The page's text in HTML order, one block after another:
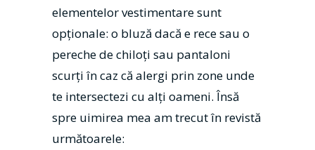
elementelor vestimentare sunt
opționale: o bluză dacă e rece sau o
pereche de chiloți sau pantaloni
scurți în caz că alergi prin zone unde
te intersectezi cu alți oameni. Însă
spre uimirea mea am trecut în revistă
următoarele: